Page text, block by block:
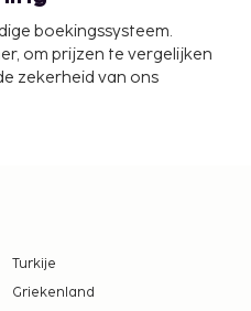
worden betaald. De
aan ons heeft
boekingssysteem.
om prijzen te vergelijken
zekerheid van ons
Turkije
Griekenland